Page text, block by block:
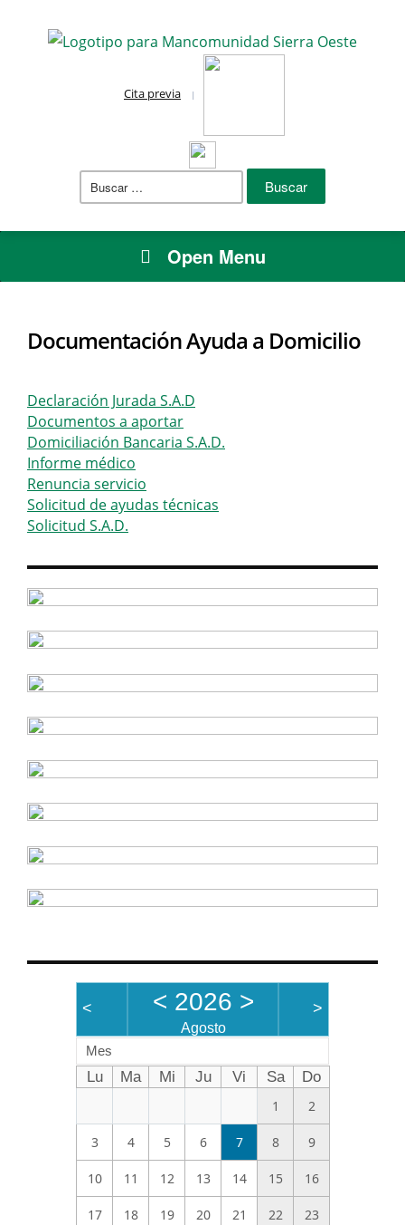
Cita previa
Buscar:
Open Menu
Documentación Ayuda a Domicilio
Declaración Jurada S.A.D
Documentos a aportar
Domiciliación Bancaria S.A.D.
Informe médico
Renuncia servicio
Solicitud de ayudas técnicas
Solicitud S.A.D.
< < 2026 >
Agosto
>
Mes
Lu Ma Mi Ju Vi Sa
Do
1
2
3 4 5 6 7 8 9
10 11 12 13 14 15 16
17 18 19 20 21 22 23